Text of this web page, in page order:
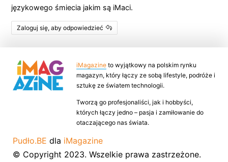
językowego śmiecia jakim są iMaci.
Zaloguj się, aby odpowiedzieć
iMagazine to wyjątkowy na polskim rynku
magazyn, który łączy ze sobą lifestyle, podróże i
sztukę ze światem technologii.
Tworzą go profesjonaliści, jak i hobbyści,
których łączy jedno – pasja i zamiłowanie do
otaczającego nas świata.
Pudło.BE dla iMagazine
© Copyright 2023. Wszelkie prawa zastrzeżone.